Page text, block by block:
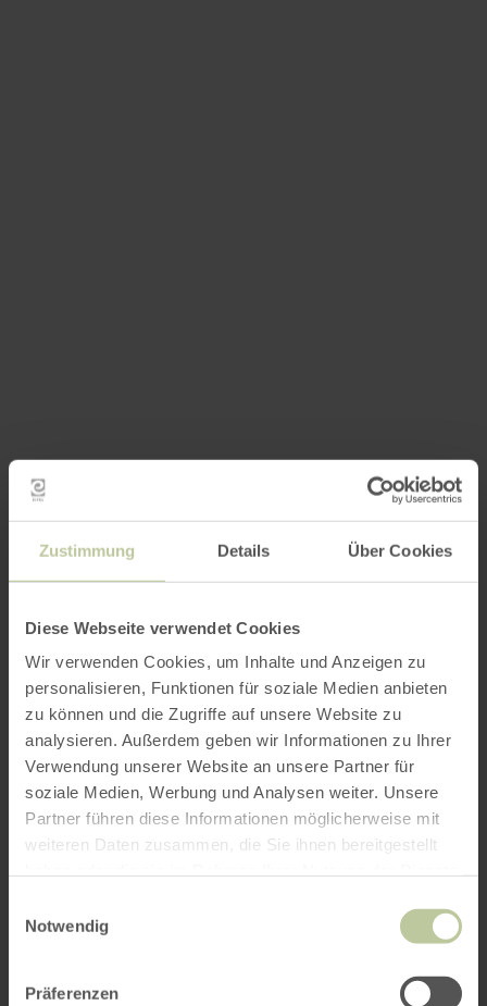
Zustimmung Details Über Cookies
Diese Webseite verwendet Cookies
Wir verwenden Cookies, um Inhalte und Anzeigen zu
personalisieren, Funktionen für soziale Medien anbieten
zu können und die Zugriffe auf unsere Website zu
analysieren. Außerdem geben wir Informationen zu Ihrer
Verwendung unserer Website an unsere Partner für
soziale Medien, Werbung und Analysen weiter. Unsere
Partner führen diese Informationen möglicherweise mit
weiteren Daten zusammen, die Sie ihnen bereitgestellt
Notwendig
Präferenzen